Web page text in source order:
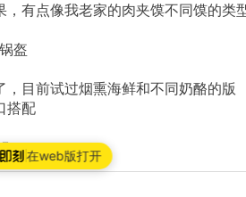
在web版打开
，有点像我老家的肉夹馍不同馍的类
盔
，目前试过烟熏海鲜和不同奶酪的版
搭配
0